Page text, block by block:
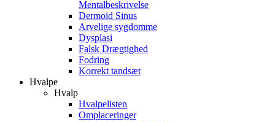
Mentalbeskrivelse
Dermoid Sinus
Arvelige sygdomme
Dysplasi
Falsk Drægtighed
Fodring
Korrekt tandsæt
Hvalpe
Hvalp
Hvalpelisten
Omplaceringer